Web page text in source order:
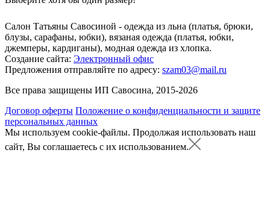
Салон Татьяны Савосиной - одежда из льна (платья, брюки,
блузы, сарафаны, юбки), вязаная одежда (платья, юбки,
джемперы, кардиганы), модная одежда из хлопка.
Создание сайта: Электронный офис
Предложения отправляйте по адресу: szam03@mail.ru
Все права защищены ИП Савосина, 2015-2026
Договор оферты Положение о конфиденциальности и защите
персональных данных
Мы используем cookie-файлы. Продолжая использовать наш
сайт, Вы соглашаетесь с их использованием.